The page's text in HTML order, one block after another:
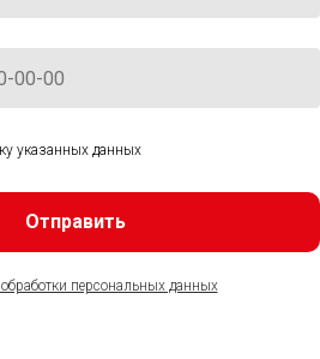
указанных данных
Отправить
персональных данных